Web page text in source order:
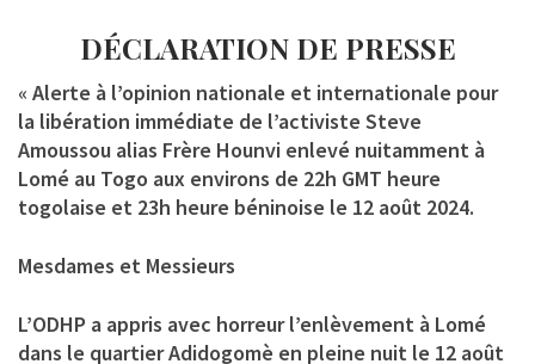
DÉCLARATION DE PRESSE
« Alerte à l’opinion nationale et internationale pour
la libération immédiate de l’activiste Steve
Amoussou alias Frère Hounvi enlevé nuitamment à
Lomé au Togo aux environs de 22h GMT heure
togolaise et 23h heure béninoise le 12 août 2024.
Mesdames et Messieurs
L’ODHP a appris avec horreur l’enlèvement à Lomé
dans le quartier Adidogomè en pleine nuit le 12 août